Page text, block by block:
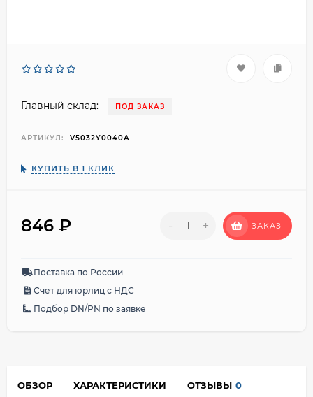
Главный склад: ПОД ЗАКАЗ
АРТИКУЛ: V5032Y0040А
КУПИТЬ В 1 КЛИК
846 ₽ - + ЗАКАЗ
Поставка по России
Счет для юрлиц с НДС
Подбор DN/PN по заявке
ОБЗОР ХАРАКТЕРИСТИКИ ОТЗЫВЫ 0